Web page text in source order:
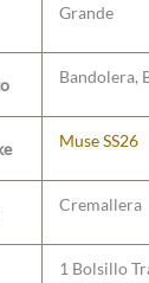
Grande
Bandolera,
Muse SS26
Cremallera
1 Bolsillo